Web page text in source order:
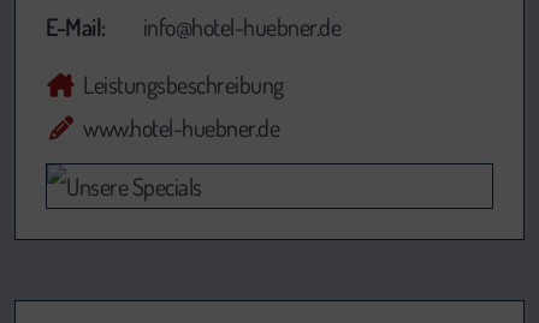
E-Mail:
info@hotel-huebner.de
Leistungsbeschreibung
www.hotel-huebner.de